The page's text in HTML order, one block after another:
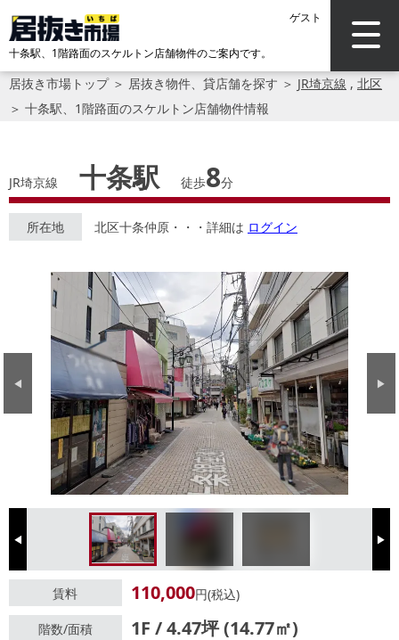
ゲスト
十条駅、1階路面のスケルトン店舗物件のご案内です。
居抜き市場トップ＞ 居抜き物件、貸店舗を探す ＞ JR埼京線 , 北区
＞ 十条駅、1階路面のスケルトン店舗物件情報
JR埼京線 十条駅 徒歩8分
所在地 北区十条仲原・・・詳細は ログイン
Previous Next
Previous Next
賃料 110,000円(税込)
階数/面積 1F / 4.47坪 (14.77㎡)